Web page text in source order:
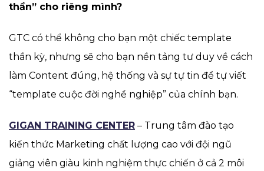
thần” cho riêng mình?
GTC có thể không cho bạn một chiếc template
thần kỳ, nhưng sẽ cho bạn nền tảng tư duy về cách
làm Content đúng, hệ thống và sự tự tin để tự viết
“template cuộc đời nghề nghiệp” của chính bạn.
GIGAN TRAINING CENTER – Trung tâm đào tạo
kiến thức Marketing chất lượng cao với đội ngũ
giảng viên giàu kinh nghiệm thực chiến ở cả 2 môi